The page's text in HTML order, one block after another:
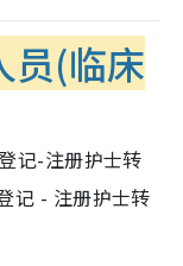
员(临床
记-注册护士转
记 - 注册护士转